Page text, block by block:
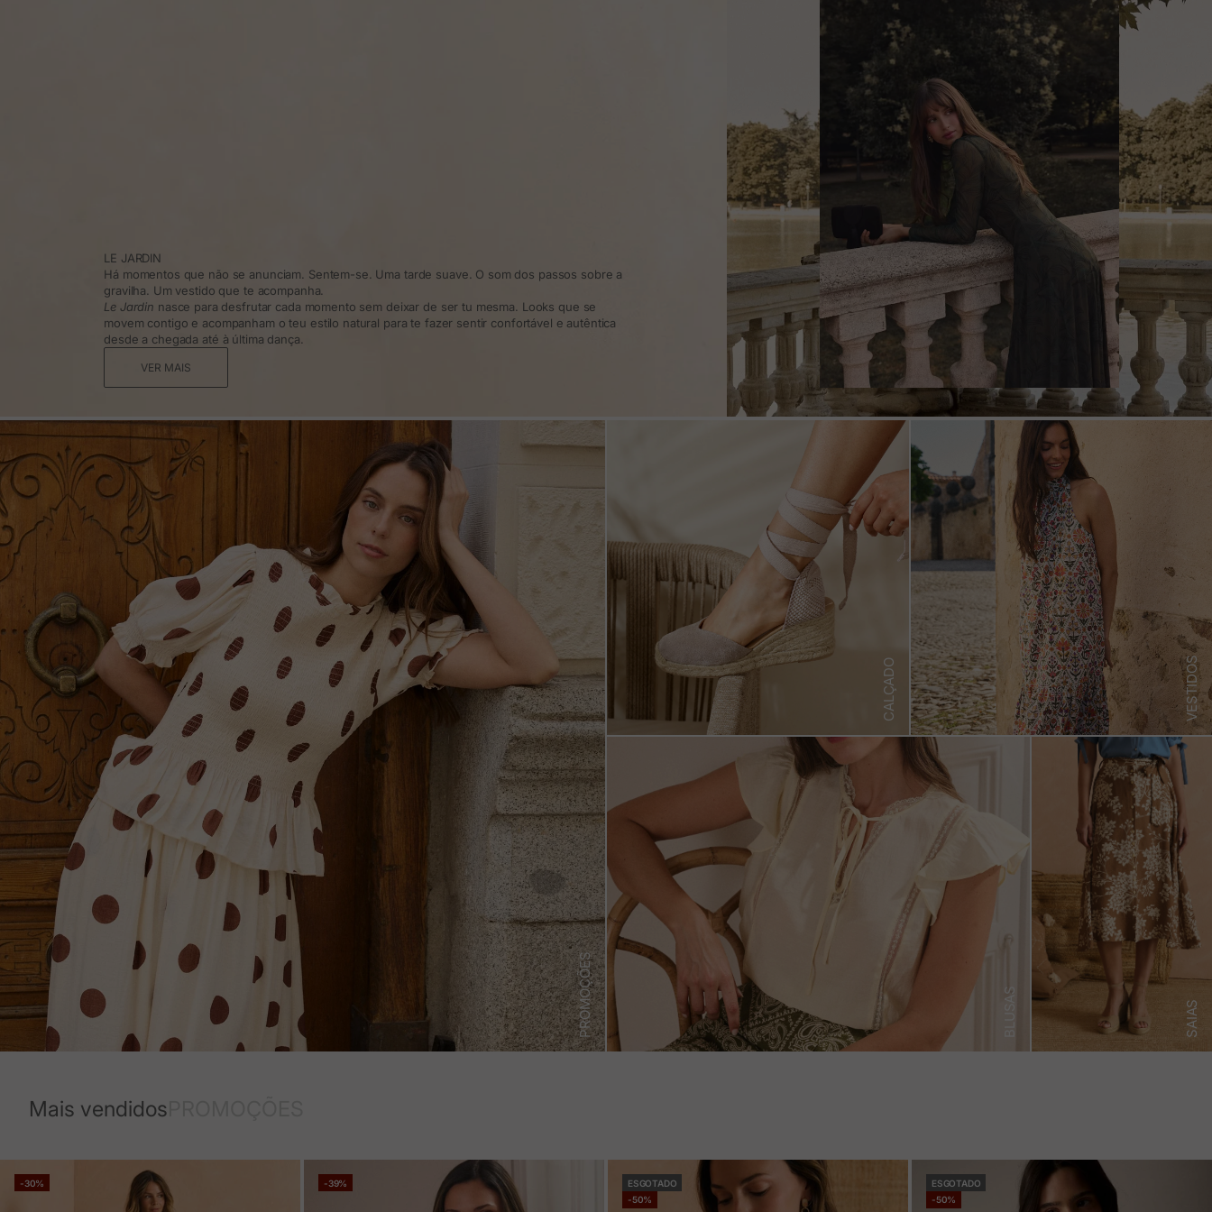
LE JARDIN
Há momentos que não se anunciam. Sentem-se. Uma tarde suave. O som dos passos sobre a
gravilha. Um vestido que te acompanha.
Le Jardin nasce para desfrutar cada momento sem deixar de ser tu mesma. Looks que se
movem contigo e acompanham o teu estilo natural para te fazer sentir confortável e autêntica
desde a chegada até à última dança.
VER MAIS
PROMOÇÕES
CALÇADO VESTIDOS
BLUSAS SAIAS
Mais vendidos
-30% -39%
ESGOTADO
-50%
ESGOTADO
-50%